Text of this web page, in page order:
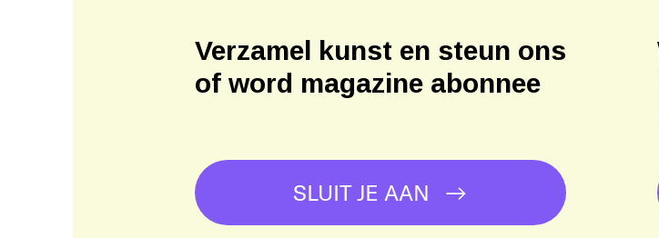
Verzamel kunst en steun ons
of word magazine abonnee
SLUIT JE AAN